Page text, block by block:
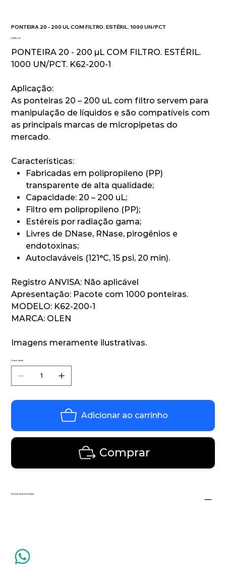
PONTEIRA 20 - 200 UL COM FILTRO. ESTÉRIL. 1000 UN/PCT
Preço
R$ 194,00
PONTEIRA 20 - 200 µL COM FILTRO. ESTÉRIL.
1000 UN/PCT. K62-200-1
Aplicação:
As ponteiras 20 – 200 uL com filtro servem para
manipulação de líquidos e são compatíveis com
as principais marcas de micropipetas do
mercado.
Características:
Fabricadas em polipropileno (PP)
transparente de alta qualidade;
Capacidade: 20 – 200 uL;
Filtro em polipropileno (PP);
Estéreis por radiação gama;
Livres de DNase, RNase, pirogênios e
endotoxinas;
Autoclaváveis (121°C, 15 psi, 20 min).
Registro ANVISA: Não aplicável
Apresentação: Pacote com 1000 ponteiras.
MODELO: K62-200-1
MARCA: OLEN
Imagens meramente ilustrativas.
Quantidade
Adicionar ao carrinho
Comprar
ENTREGA EM 20 DIAS